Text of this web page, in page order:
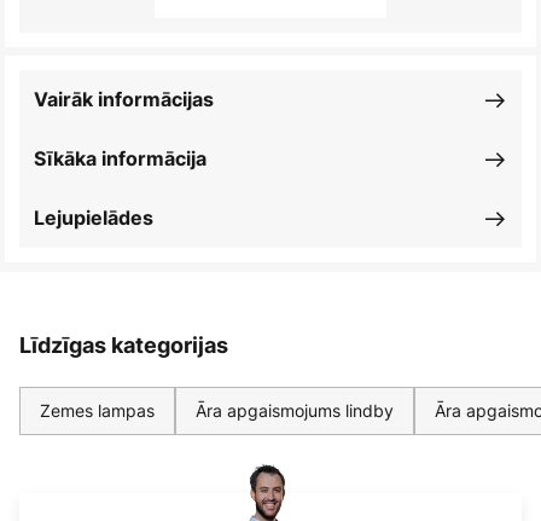
Sīkāka informācija
Vairāk informācijas
Lejupielādes
Līdzīgas kategorijas
Zemes lampas Āra apgaismojums lindby Āra